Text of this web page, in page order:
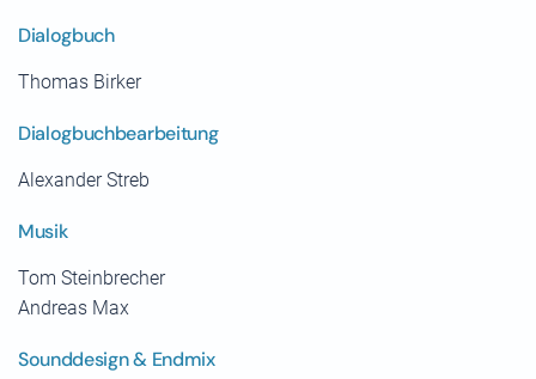
Dialogbuch
Thomas Birker
Dialogbuchbearbeitung
Alexander Streb
Musik
Tom Steinbrecher
Andreas Max
Sounddesign & Endmix